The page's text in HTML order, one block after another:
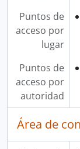
Puntos de
acceso por
lugar
Puntos de
acceso por
autoridad
Área de